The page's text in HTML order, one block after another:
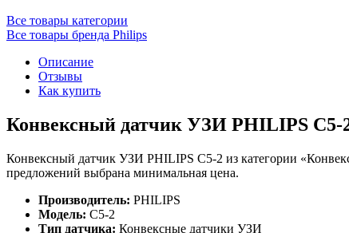
Все товары категории
Все товары бренда Philips
Описание
Отзывы
Как купить
Конвексный датчик УЗИ PHILIPS C5-
Конвексный датчик УЗИ PHILIPS C5-2 из категории
предложений выбрана минимальная цена.
Производитель: PHILIPS
Модель: C5-2
Тип датчика: Конвексные датчики УЗИ